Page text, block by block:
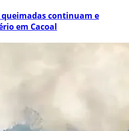
continuam e
em Cacoal